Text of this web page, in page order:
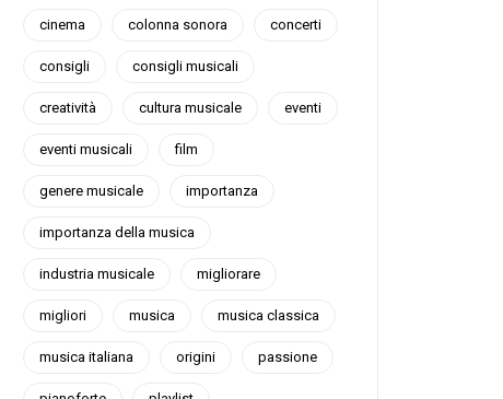
cinema colonna sonora concerti
consigli consigli musicali
creatività cultura musicale eventi
eventi musicali film
genere musicale importanza
importanza della musica
industria musicale migliorare
migliori musica musica classica
musica italiana origini passione